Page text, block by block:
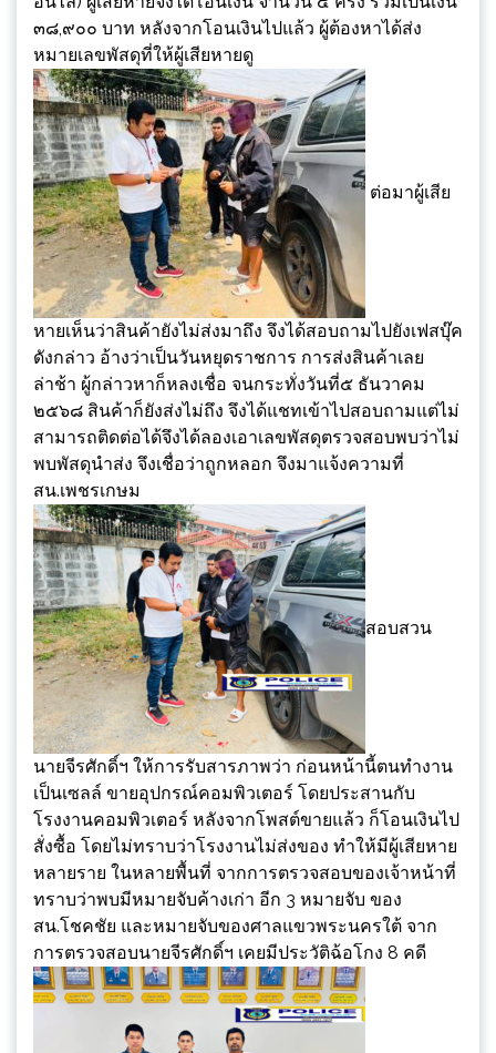
๓๘,๙๐๐ บาท หลังจากโอนเงินไปแล้ว ผู้ต้องหาได้ส่ง
หมายเลขพัสดุที่ให้ผู้เสียหายดู
ต่อมาผู้เสีย
หายเห็นว่าสินค้ายังไม่ส่งมาถึง จึงได้สอบถามไปยังเฟสบุ๊ค
ดังกล่าว อ้างว่าเป็นวันหยุดราชการ การส่งสินค้าเลย
ล่าช้า ผู้กล่าวหาก็หลงเชื่อ จนกระทั่งวันที่๕ ธันวาคม
๒๕๖๘ สินค้าก็ยังส่งไม่ถึง จึงได้แชทเข้าไปสอบถามแต่ไม่
สามารถติดต่อได้จึงได้ลองเอาเลขพัสดุตรวจสอบพบว่าไม่
พบพัสดุนำส่ง จึงเชื่อว่าถูกหลอก จึงมาแจ้งความที่
สน.เพชรเกษม
สอบสวน
นายจีรศักดิ์ฯ ให้การรับสารภาพว่า ก่อนหน้านี้ตนทำงาน
เป็นเซลล์ ขายอุปกรณ์คอมพิวเตอร์ โดยประสานกับ
โรงงานคอมพิวเตอร์ หลังจากโพสต์ขายแล้ว ก็โอนเงินไป
สั่งซื้อ โดยไม่ทราบว่าโรงงานไม่ส่งของ ทำให้มีผู้เสียหาย
หลายราย ในหลายพื้นที่ จากการตรวจสอบของเจ้าหน้าที่
ทราบว่าพบมีหมายจับค้างเก่า อีก 3 หมายจับ ของ
สน.โชคชัย และหมายจับของศาลแขวพระนครใต้ จาก
การตรวจสอบนายจีรศักดิ์ฯ เคยมีประวัติฉ้อโกง 8 คดี